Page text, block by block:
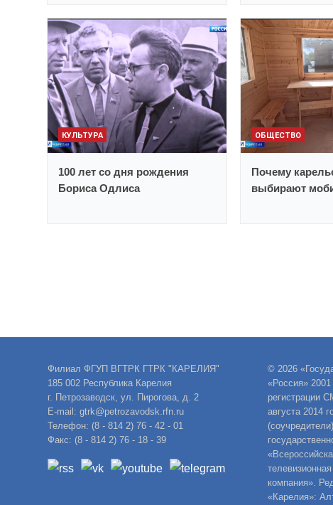
КУЛЬТУРА
100 лет со дня рождения
Бориса Одлиса
ОБЩЕСТВО
Почему
выбирают
Филиал ФГУП ВГТРК ГТРК "КАРЕЛИЯ"
185 002 Республика Карелия
г. Петрозаводск, ул. Пирогова, д. 2
E-mail: gtrk@petrozavodsk.rfn.ru
Телефон: (8 - 814 2) 76 - 42 - 01
Факс: (8 - 814 2) 76 - 18 - 39
© 2026
«Россия»
регистрации
августа 2014
компания».
«Карелия»: